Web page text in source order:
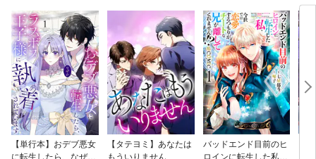
【単行本】おデブ悪女
に転生したら、なぜか
【タテヨミ】あなたは
もういりません
バッドエンド目前のヒ
ロインに転生した私、